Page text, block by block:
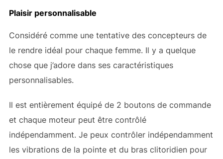
Plaisir personnalisable
Considéré comme une tentative des concepteurs de
le rendre idéal pour chaque femme. Il y a quelque
chose que j’adore dans ses caractéristiques
personnalisables.
Il est entièrement équipé de 2 boutons de commande
et chaque moteur peut être contrôlé
indépendamment. Je peux contrôler indépendamment
les vibrations de la pointe et du bras clitoridien pour